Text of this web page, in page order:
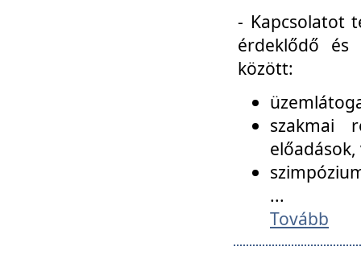
- Kapcsolatot
érdeklődő és
között:
szakmai
...
Tovább